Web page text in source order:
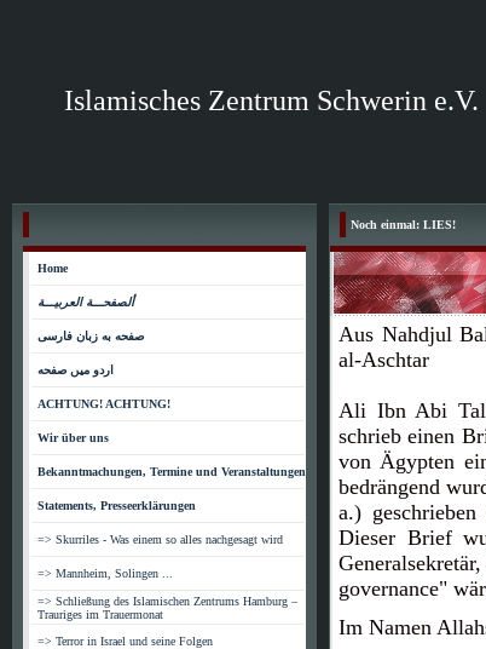
Islamisches Zentrum Schwerin e.V.
Home
ألصفحـــة العربيـــة
صفحه به زبان فارسی
اردو میں صفحه
ACHTUNG! ACHTUNG!
Wir über uns
Bekanntmachungen, Termine und Veranstaltungen
Statements, Presseerklärungen
=> Skurriles - Was einem so alles nachgesagt wird
=> Mannheim, Solingen ...
=> Schließung des Islamischen Zentrums Hamburg –
Trauriges im Trauermonat
=> Terror in Israel und seine Folgen
Noch einmal: LIES!
Aus Nahdjul
al-Aschtar
Ali Ibn Abi
schrieb einen
von Ägypten
bedrängend
a.)
Dieser Brief
governance"
Im Namen